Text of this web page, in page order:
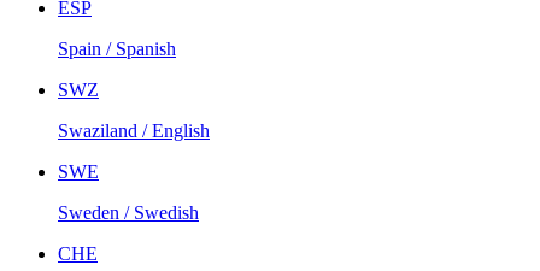
ESP
Spain / Spanish
SWZ
Swaziland / English
SWE
Sweden / Swedish
CHE